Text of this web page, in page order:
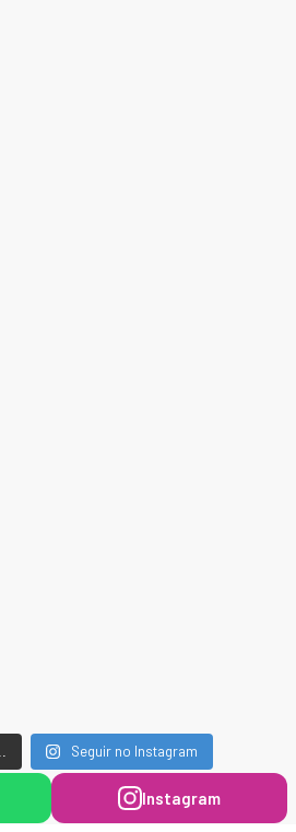
Seguir no Instagram
Instagram